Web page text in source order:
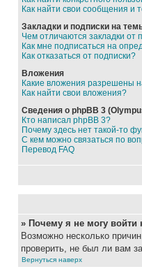
Как найти свои сообщения и
Закладки и подписки на
Чем отличаются закладки от
Как мне подписаться на
Как отказаться от подписки?
Вложения
Какие вложения разрешены
Как найти свои вложения?
Сведения о phpBB 3
Кто написал phpBB 3?
Почему здесь нет такой-то
С кем можно связаться по
Перевод FAQ
» Почему я не могу войти
Возможно несколько
проверить, не был ли вам
Вернуться наверх